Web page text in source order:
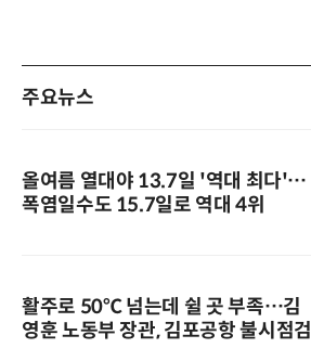
주요뉴스
올여름 열대야 13.7일 '역대 최다'…
폭염일수도 15.7일로 역대 4위
활주로 50℃ 넘는데 쉴 곳 부족…김
영훈 노동부 장관, 김포공항 불시점검